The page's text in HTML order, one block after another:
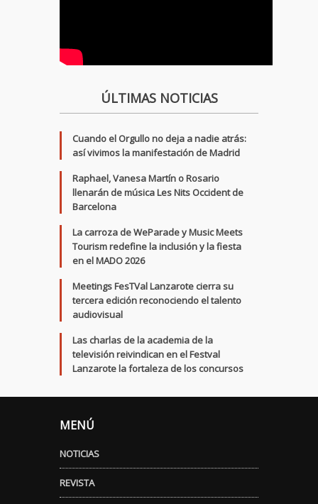
ÚLTIMAS NOTICIAS
Cuando el Orgullo no deja a nadie atrás:
así vivimos la manifestación de Madrid
Raphael, Vanesa Martín o Rosario
llenarán de música Les Nits Occident de
Barcelona
La carroza de WeParade y Music Meets
Tourism redefine la inclusión y la fiesta
en el MADO 2026
Meetings FesTVal Lanzarote cierra su
tercera edición reconociendo el talento
audiovisual
Las charlas de la academia de la
televisión reivindican en el Festval
Lanzarote la fortaleza de los concursos
MENÚ
NOTICIAS
REVISTA